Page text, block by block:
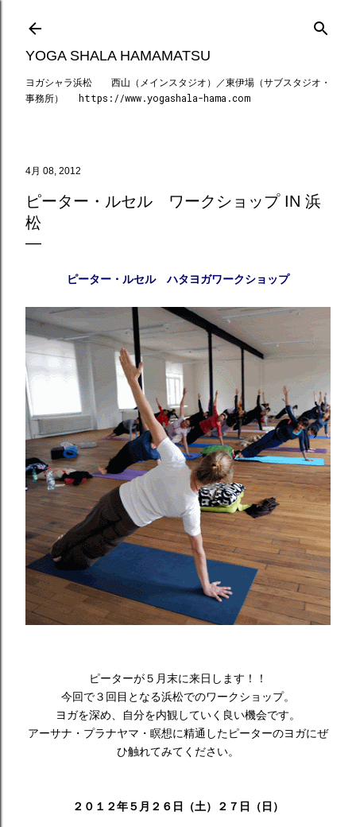
スキップしてメイン コンテンツに移動
YOGA SHALA HAMAMATSU
ヨガシャラ浜松 西山（メインスタジオ）／東伊場（サブスタジオ・
事務所） https://www.yogashala-hama.com
4月 08, 2012
ピーター・ルセル ワークショップ IN 浜
松
ピーター・ルセル ハタヨガワークショップ
ピーターが５月末に来日します！！
今回で３回目となる浜松でのワークショップ。
ヨガを深め、自分を内観していく良い機会です。
アーサナ・プラナヤマ・瞑想に精通したピーターのヨガにぜ
ひ触れてみてください。
２０１２年５月２６日（土）２７日（日）